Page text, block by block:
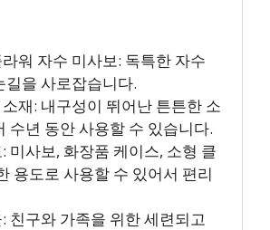
워 자수 미사보: 독특한 자수
길을 사로잡습니다.
재: 내구성이 뛰어난 튼튼한 소
수년 동안 사용할 수 있습니다.
미사보, 화장품 케이스, 소형 클
용도로 사용할 수 있어서 편리
친구와 가족을 위한 세련되고